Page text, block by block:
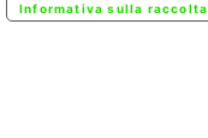
Informativa sulla raccolta